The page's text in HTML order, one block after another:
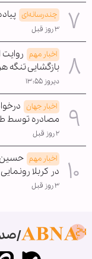
چندرسانه‌ای
۳ روز قبل
اخبار مهم روایت
بازگشایی تنگه
دیروز ۱۳:۵۵
اخبار جهان
مصادره توسط
۲ روز قبل
اخبار مهم
در کربلا
۳ روز قبل